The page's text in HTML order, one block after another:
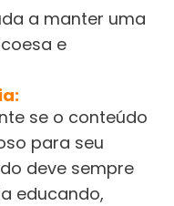
a manter uma
e
se o conteúdo
para seu
deve sempre
educando,